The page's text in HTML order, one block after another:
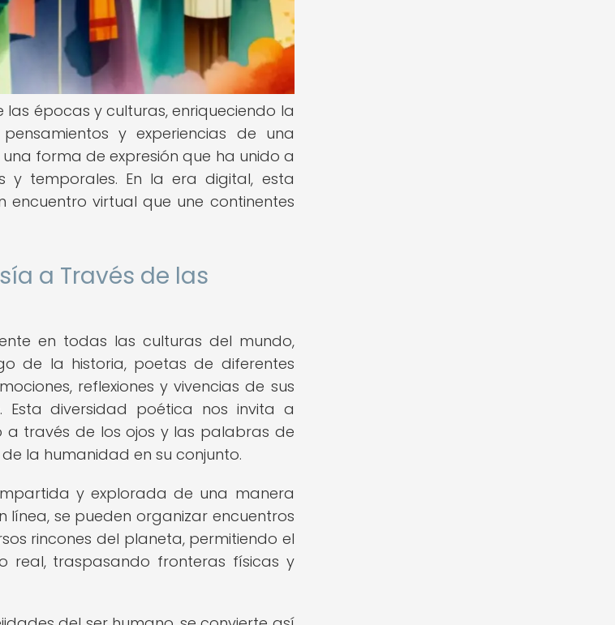
épocas y culturas, enriqueciendo la
y experiencias de una
forma de expresión que ha unido a
y temporales. En la era digital, esta
virtual que une continentes
a Través de las
en todas las culturas del mundo,
de la historia, poetas de diferentes
reflexiones y vivencias de sus
Esta diversidad poética nos invita a
a través de los ojos y las palabras de
la humanidad en su conjunto.
y explorada de una manera
se pueden organizar encuentros
rincones del planeta, permitiendo el
real, traspasando fronteras físicas y